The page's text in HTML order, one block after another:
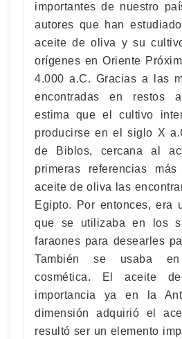
importantes de nuestro
autores que han
aceite de oliva y su
orígenes en Oriente
4.000 a.C. Gracias a las
encontradas en restos
estima que el cultivo
producirse en el siglo X
de Biblos, cercana al
primeras referencias
aceite de oliva las
Egipto. Por entonces, era
que se utilizaba en los
faraones para desearles
También se usaba
cosmética. El aceite
importancia ya en la
dimensión adquirió el
resultó ser un elemento